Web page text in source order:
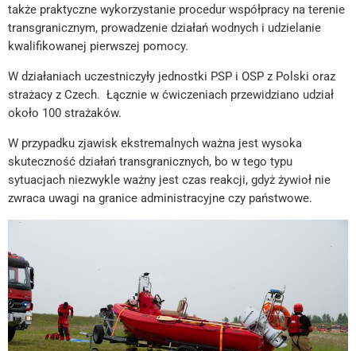
także praktyczne wykorzystanie procedur współpracy na terenie
transgranicznym, prowadzenie działań wodnych i udzielanie
kwalifikowanej pierwszej pomocy.
W działaniach uczestniczyły jednostki PSP i OSP z Polski oraz
strażacy z Czech. Łącznie w ćwiczeniach przewidziano udział
około 100 strażaków.
W przypadku zjawisk ekstremalnych ważna jest wysoka
skuteczność działań transgranicznych, bo w tego typu
sytuacjach niezwykle ważny jest czas reakcji, gdyż żywioł nie
zwraca uwagi na granice administracyjne czy państwowe.